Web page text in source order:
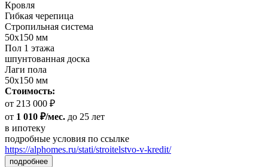
Кровля
Гибкая черепица
Стропильная система
50х150 мм
Пол 1 этажа
шпунтованная доска
Лаги пола
50х150 мм
Стоимость:
от 213 000 ₽
от 1 010 ₽/мес. до 25 лет
в ипотеку
подробные условия по ссылке
https://alphomes.ru/stati/stroitelstvo-v-kredit/
подробнее